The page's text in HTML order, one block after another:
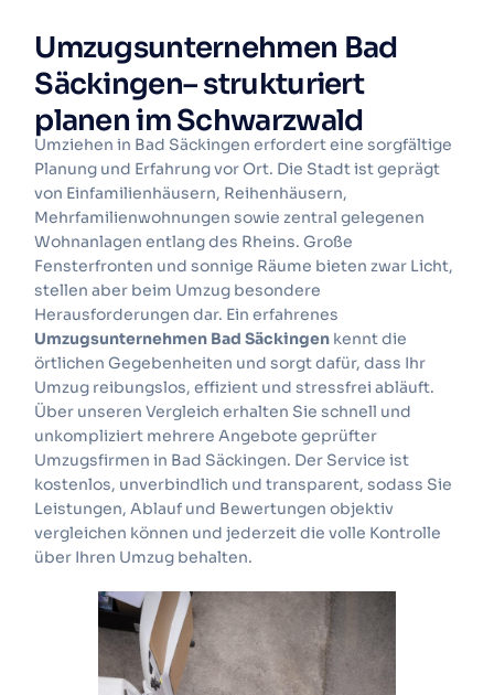
Umzugsunternehmen Bad
Säckingen– strukturiert
planen im Schwarzwald
Umziehen in Bad Säckingen erfordert eine sorgfältige
Planung und Erfahrung vor Ort. Die Stadt ist geprägt
von Einfamilienhäusern, Reihenhäusern,
Mehrfamilienwohnungen sowie zentral gelegenen
Wohnanlagen entlang des Rheins. Große
Fensterfronten und sonnige Räume bieten zwar Licht,
stellen aber beim Umzug besondere
Herausforderungen dar. Ein erfahrenes
Umzugsunternehmen Bad Säckingen kennt die
örtlichen Gegebenheiten und sorgt dafür, dass Ihr
Umzug reibungslos, effizient und stressfrei abläuft.
Über unseren Vergleich erhalten Sie schnell und
unkompliziert mehrere Angebote geprüfter
Umzugsfirmen in Bad Säckingen. Der Service ist
kostenlos, unverbindlich und transparent, sodass Sie
Leistungen, Ablauf und Bewertungen objektiv
vergleichen können und jederzeit die volle Kontrolle
über Ihren Umzug behalten.